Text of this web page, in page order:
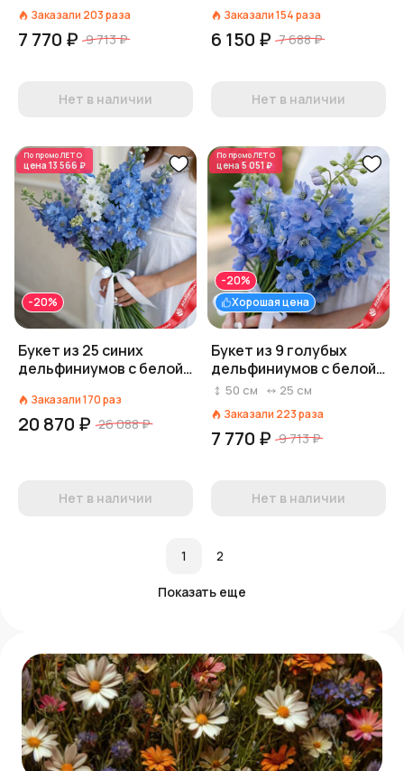
Заказали 203раза
7 770 ₽ 9 713 ₽
Нет в наличии
Заказали154раза
6 150 ₽ 7 688 ₽
Нет в наличии
По промоЛЕТО
цена 13 566 ₽
-20%
Букет из 25 синих
дельфиниумов с белой
Заказали170раз
20 870 ₽ 26 088 ₽
Нет в наличии
По промоЛЕТО
цена 5 051 ₽
Хорошая цена
-20%
Букет из 9 голубых
дельфиниумов с белой
лентой
50 см 25 см
Заказали 223раза
7 770 ₽ 9 713 ₽
Нет в наличии
1 2
Показать еще